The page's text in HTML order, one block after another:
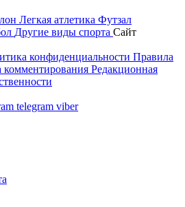
Легкая атлетика Футзал
Другие виды спорта Сайт
конфиденциальности Правила
комментирования Редакционная
telegram viber